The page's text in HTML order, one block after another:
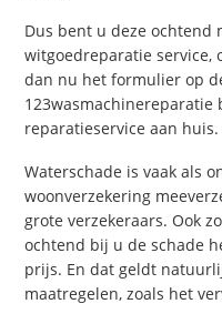
Dus bent u deze ochtend
witgoedreparatie service,
dan nu het formulier op
123wasmachinereparatie
reparatieservice aan huis.
Waterschade is vaak als
woonverzekering
grote verzekeraars. Ook
ochtend bij u de schade
prijs. En dat geldt
maatregelen, zoals het